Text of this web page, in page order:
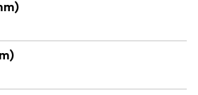
regulēšanas rīks